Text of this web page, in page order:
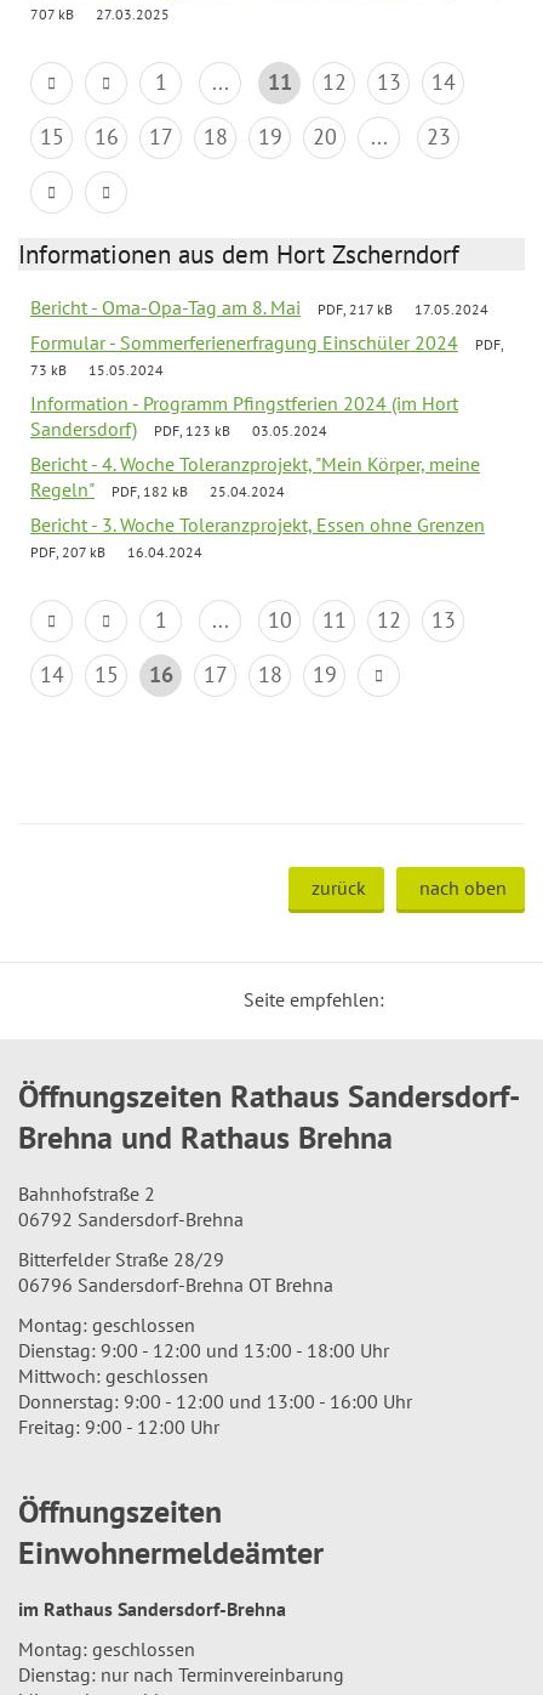
707 kB
27.03.2025
1 ... 11 12 13
14
15
16 17 18 19 20 ... 23
Informationen aus dem Hort Zscherndorf
Bericht - Oma-Opa-Tag am 8. Mai PDF, 217 kB 17.05.2024
Formular - Sommerferienerfragung Einschüler 2024
PDF,
73 kB
15.05.2024
Information - Programm Pfingstferien 2024 (im Hort
Sandersdorf)
PDF, 123 kB 03.05.2024
Bericht - 4. Woche Toleranzprojekt, "Mein Körper, meine
Regeln"
PDF, 182 kB 25.04.2024
Bericht - 3. Woche Toleranzprojekt, Essen ohne Grenzen
PDF, 207 kB 16.04.2024
1 ... 10 11 12
13
14
15 16 17 18 19
zurück nach oben
Seite empfehlen:
Öffnungszeiten Rathaus Sandersdorf-
Brehna und Rathaus Brehna
Bahnhofstraße 2
06792 Sandersdorf-Brehna
Bitterfelder Straße 28/29
06796 Sandersdorf-Brehna OT Brehna
Montag: geschlossen
Dienstag: 9:00 - 12:00 und 13:00 - 18:00 Uhr
Mittwoch: geschlossen
Donnerstag: 9:00 - 12:00 und 13:00 - 16:00 Uhr
Freitag: 9:00 - 12:00 Uhr
Öffnungszeiten
Einwohnermeldeämter
im Rathaus Sandersdorf-Brehna
Montag: geschlossen
Dienstag: nur nach Terminvereinbarung